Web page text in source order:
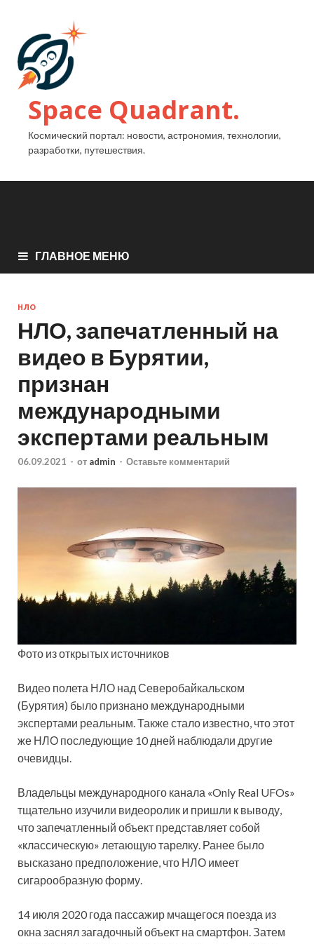
Space Quadrant.
Космический портал: новости, астрономия, технологии,
разработки, путешествия.
ГЛАВНОЕ МЕНЮ
НЛО
НЛО, запечатленный на
видео в Бурятии,
признан
международными
экспертами реальным
06.09.2021 - от admin - Оставьте комментарий
Фото из открытых источников
Видео полета НЛО над Северобайкальском
(Бурятия) было признано международными
экспертами реальным. Также стало известно, что этот
же НЛО последующие 10 дней наблюдали другие
очевидцы.
Владельцы международного канала «Only Real UFOs»
тщательно изучили видеоролик и пришли к выводу,
что запечатленный объект представляет собой
«классическую» летающую тарелку. Ранее было
высказано предположение, что НЛО имеет
сигарообразную форму.
14 июля 2020 года пассажир мчащегося поезда из
окна заснял загадочный объект на смартфон. Затем